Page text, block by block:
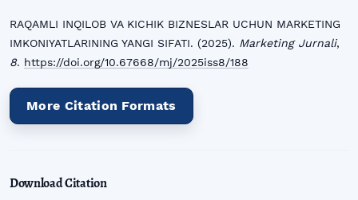
RAQAMLI INQILOB VA KICHIK BIZNESLAR UCHUN MARKETING
IMKONIYATLARINING YANGI SIFATI. (2025). Marketing Jurnali,
8. https://doi.org/10.67668/mj/2025iss8/188
More Citation Formats
Download Citation